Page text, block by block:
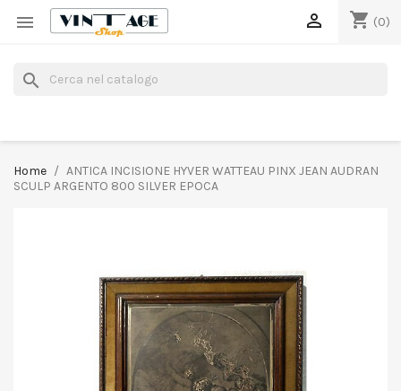
 shopping_cart (0)

search
Home
ANTICA INCISIONE HYVER WATTEAU PINX JEAN AUDRAN
SCULP ARGENTO 800 SILVER EPOCA